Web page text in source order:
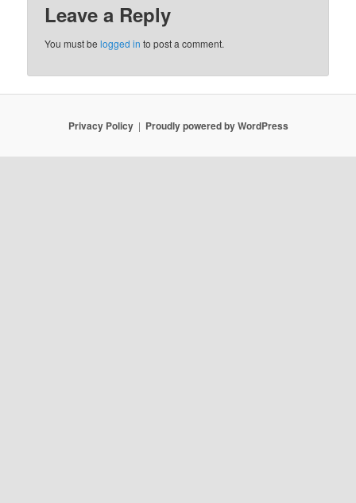
Leave a Reply
You must belogged in to post a comment.
Privacy Policy Proudly powered by WordPress